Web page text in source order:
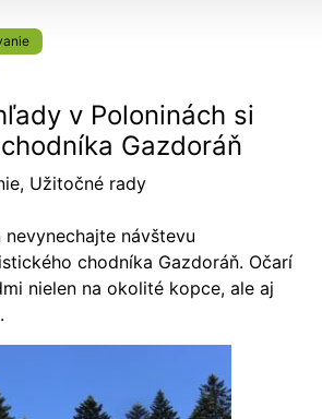
v Poloninách si
Gazdoráň
, Užitočné rady
návštevu
chodníka Gazdoráň. Očarí
nielen na okolité kopce, ale aj